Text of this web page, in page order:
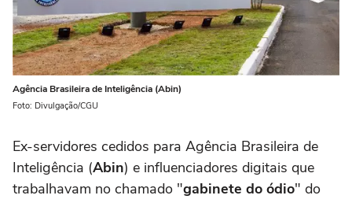
Agência Brasileira de Inteligência (Abin)
Foto: Divulgação/CGU
Ex-servidores cedidos para Agência Brasileira de
Inteligência (Abin) e influenciadores digitais que
trabalhavam no chamado "gabinete do ódio" do